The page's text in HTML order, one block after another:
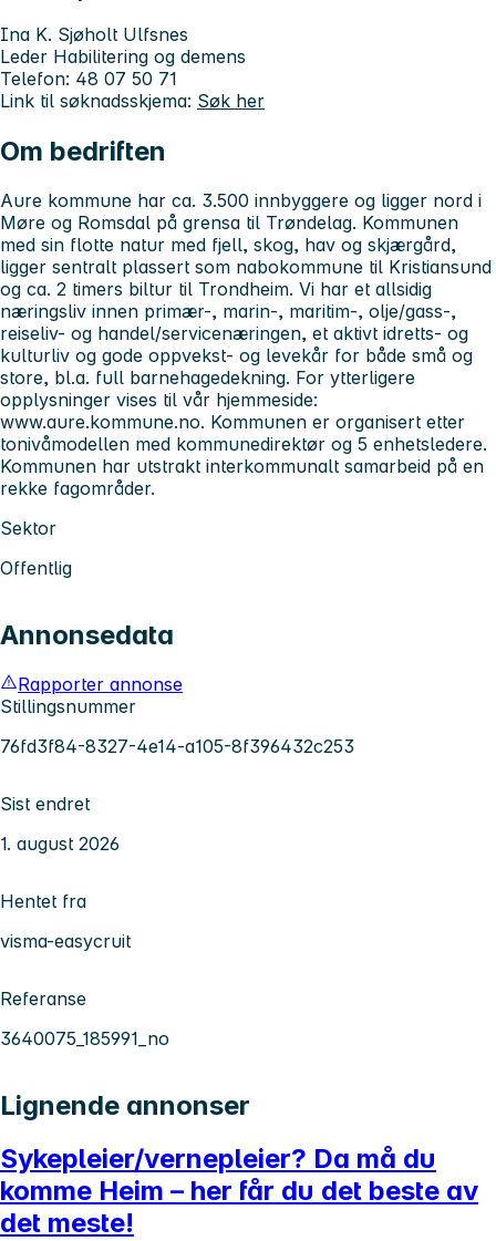
Ina K. Sjøholt Ulfsnes
Leder Habilitering og demens
Telefon: 48 07 50 71
Link til søknadsskjema: Søk her
Om bedriften
Aure kommune har ca. 3.500 innbyggere og ligger nord i
Møre og Romsdal på grensa til Trøndelag. Kommunen
med sin flotte natur med fjell, skog, hav og skjærgård,
ligger sentralt plassert som nabokommune til Kristiansund
og ca. 2 timers biltur til Trondheim. Vi har et allsidig
næringsliv innen primær-, marin-, maritim-, olje/gass-,
reiseliv- og handel/servicenæringen, et aktivt idretts- og
kulturliv og gode oppvekst- og levekår for både små og
store, bl.a. full barnehagedekning. For ytterligere
opplysninger vises til vår hjemmeside:
www.aure.kommune.no. Kommunen er organisert etter
tonivåmodellen med kommunedirektør og 5 enhetsledere.
Kommunen har utstrakt interkommunalt samarbeid på en
rekke fagområder.
Sektor
Offentlig
Annonsedata
Rapporter annonse
Stillingsnummer
76fd3f84-8327-4e14-a105-8f396432c253
Sist endret
1. august 2026
Hentet fra
visma-easycruit
Referanse
3640075_185991_no
Lignende annonser
Sykepleier/vernepleier? Da må du
komme Heim – her får du det beste av
det meste!